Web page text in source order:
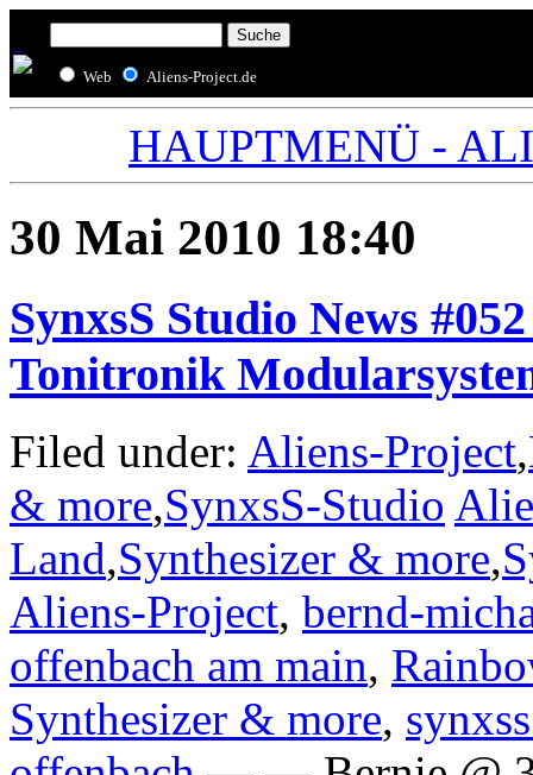
Web Aliens-Project.de
HAUPTMENÜ -
30 Mai 2010 18:40
SynxsS Studio News
Tonitronik
Filed under: Aliens-Project,
& more,SynxsS-Studio
Land,Synthesizer & more,
Aliens-Project, bernd-
offenbach am main,
Synthesizer & more,